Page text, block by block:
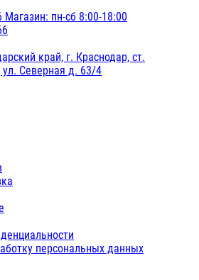
Магазин: пн-сб 8:00-18:00
край, г. Краснодар, ст.
ул. Северная д. 63/4
персональных данных